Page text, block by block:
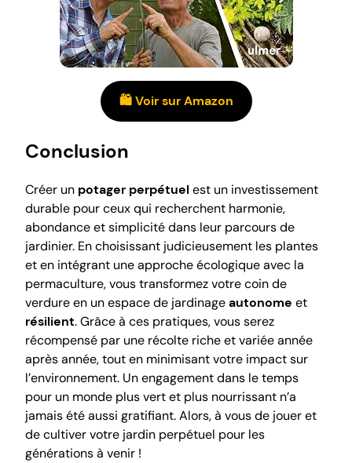
🛍️ Voir sur Amazon
Conclusion
Créer un potager perpétuelest un investissement
durable pour ceux qui recherchent harmonie,
abondance et simplicité dans leur parcours de
jardinier. En choisissant judicieusement les plantes
et en intégrant une approche écologique avec la
permaculture, vous transformez votre coin de
verdure en un espace de jardinageautonome et
résilient. Grâce à ces pratiques, vous serez
récompensé par une récolte riche et variée année
après année, tout en minimisant votre impact sur
l’environnement. Un engagement dans le temps
pour un monde plus vert et plus nourrissant n’a
jamais été aussi gratifiant. Alors, à vous de jouer et
de cultiver votre jardin perpétuel pour les
générations à venir !